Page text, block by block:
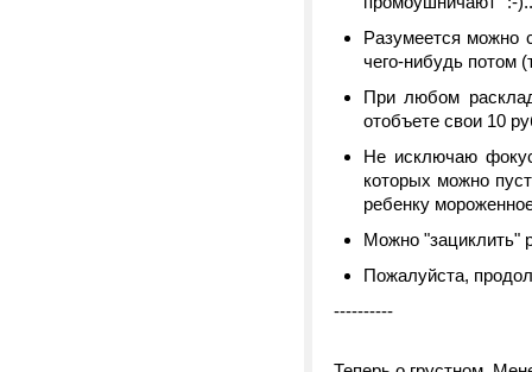
Разумеется можно
чего-нибудь потом
При любом
отобъете свои 10
Не исключаю
которых можно
ребенку
Можно "зациклить"
Пожалуйста,
----------